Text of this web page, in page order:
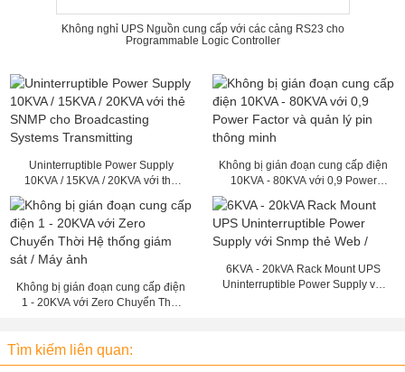
Không nghỉ UPS Nguồn cung cấp với các cảng RS23 cho
Programmable Logic Controller
Uninterruptible Power Supply
10KVA / 15KVA / 20KVA với thẻ
SNMP cho Broadcasting Systems
Transmitting
Không bị gián đoạn cung cấp điện
10KVA - 80KVA với 0,9 Power
Factor và quản lý pin thông minh
Không bị gián đoạn cung cấp điện
1 - 20KVA với Zero Chuyển Thời
6KVA - 20kVA Rack Mount UPS
Uninterruptible Power Supply với
Tìm kiếm liên quan: